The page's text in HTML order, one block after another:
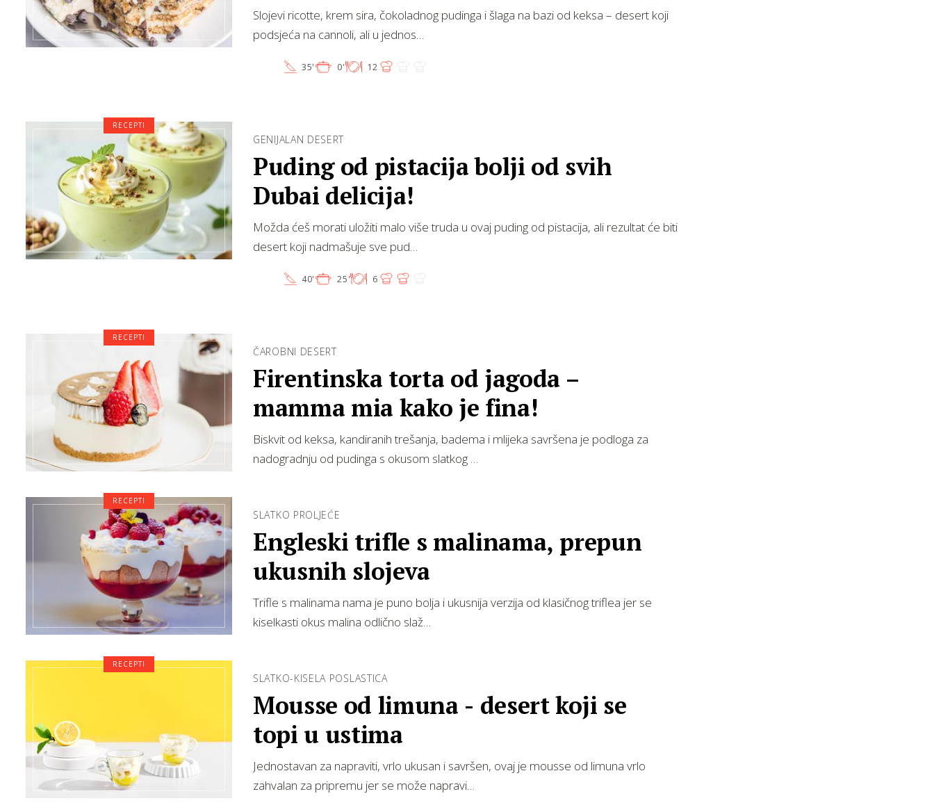
Slojevi ricotte, krem sira, čokoladnog pudinga i šlaga na bazi od keksa – desert koji
podsjeća na cannoli, ali u jednos…
35' 0' 12
GENIJALAN DESERT
Puding od pistacija bolji od svih
Dubai delicija!
Možda ćeš morati uložiti malo više truda u ovaj puding od pistacija, ali rezultat će biti
desert koji nadmašuje sve pud…
40' 25' 6
RECEPTI
ČAROBNI DESERT
Firentinska torta od jagoda –
mamma mia kako je fina!
Biskvit od keksa, kandiranih trešanja, badema i mlijeka savršena je podloga za
nadogradnju od pudinga s okusom slatkog …
RECEPTI
SLATKO PROLJEĆE
Engleski trifle s malinama, prepun
ukusnih slojeva
Trifle s malinama nama je puno bolja i ukusnija verzija od klasičnog triflea jer se
kiselkasti okus malina odlično slaž…
RECEPTI
SLATKO-KISELA POSLASTICA
Mousse od limuna - desert koji se
topi u ustima
Jednostavan za napraviti, vrlo ukusan i savršen, ovaj je mousse od limuna vrlo
zahvalan za pripremu jer se može napravi…
RECEPTI